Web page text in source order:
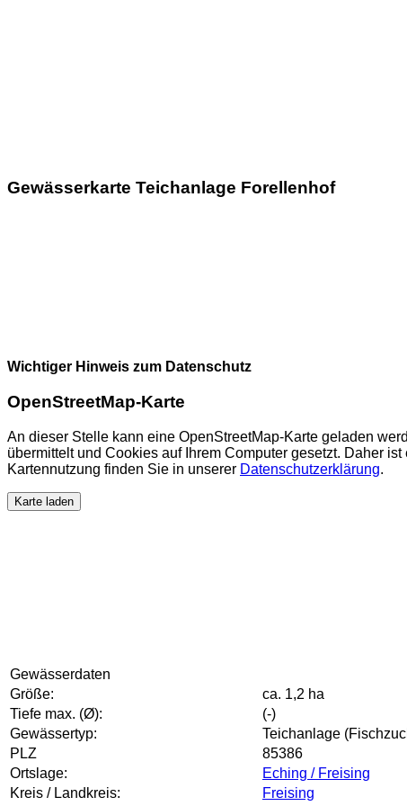
Gewässerkarte Teichanlage Forellenhof
Wichtiger Hinweis zum Datenschutz
OpenStreetMap-Karte
An dieser Stelle kann eine OpenStreetMap-Karte geladen
übermittelt und Cookies auf Ihrem Computer gesetzt. Daher
Kartennutzung finden Sie in unserer Datenschutzerklärung.
Karte laden
Gewässerdaten
Größe:
ca. 1,2 ha
Tiefe max. (Ø):
(-)
Gewässertyp:
Teichanlage
PLZ
85386
Ortslage:
Eching / Freising
Kreis / Landkreis:
Freising